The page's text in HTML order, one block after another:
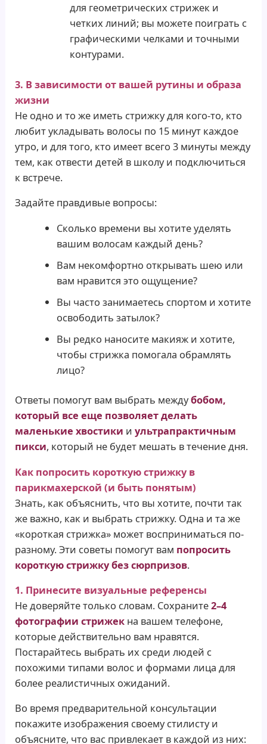
для геометрических стрижек и
четких линий; вы можете поиграть с
графическими челками и точными
контурами.
3. В зависимости от вашей рутины и образа
жизни
Не одно и то же иметь стрижку для кого-то, кто
любит укладывать волосы по 15 минут каждое
утро, и для того, кто имеет всего 3 минуты между
тем, как отвести детей в школу и подключиться
к встрече.
Задайте правдивые вопросы:
Сколько времени вы хотите уделять
вашим волосам каждый день?
Вам некомфортно открывать шею или
вам нравится это ощущение?
Вы часто занимаетесь спортом и хотите
освободить затылок?
Вы редко наносите макияж и хотите,
чтобы стрижка помогала обрамлять
лицо?
Ответы помогут вам выбрать междубобом,
который все еще позволяет делать
маленькие хвостики иультрапрактичным
пикси, который не будет мешать в течение дня.
Как попросить короткую стрижку в
парикмахерской (и быть понятым)
Знать, как объяснить, что вы хотите, почти так
же важно, как и выбрать стрижку. Одна и та же
«короткая стрижка» может восприниматься по-
разному. Эти советы помогут вам попросить
короткую стрижку без сюрпризов.
1. Принесите визуальные референсы
Не доверяйте только словам. Сохраните2–4
фотографии стрижек на вашем телефоне,
которые действительно вам нравятся.
Постарайтесь выбрать их среди людей с
похожими типами волос и формами лица для
более реалистичных ожиданий.
Во время предварительной консультации
покажите изображения своему стилисту и
объясните, что вас привлекает в каждой из них: